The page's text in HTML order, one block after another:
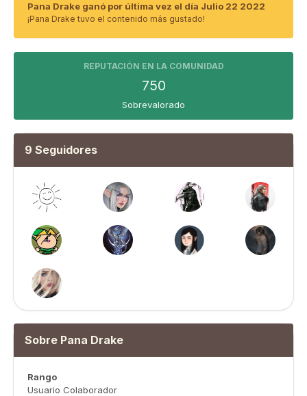
Pana Drake ganó por última vez el día Julio 22 2022
¡Pana Drake tuvo el contenido más gustado!
REPUTACIÓN EN LA COMUNIDAD
750
Sobrevalorado
9 Seguidores
Sobre Pana Drake
Rango
Usuario Colaborador